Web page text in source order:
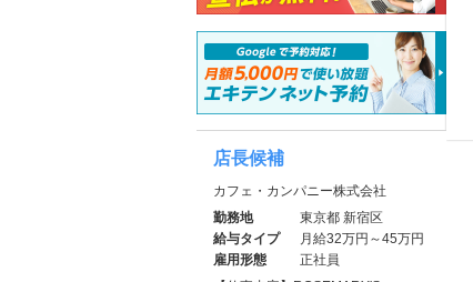
店長候補
カフェ・カンパニー株式会社
勤務地
東京都 新宿区
給与タイプ
月給32万円～45万円
雇用形態
正社員